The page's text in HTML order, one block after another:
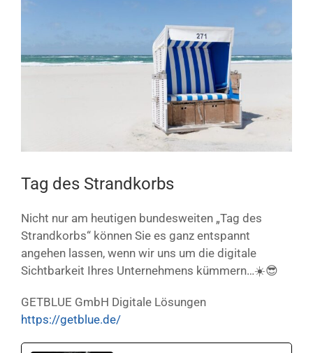
Tag des Strandkorbs
Nicht nur am heutigen bundesweiten „Tag des
Strandkorbs“ können Sie es ganz entspannt
angehen lassen, wenn wir uns um die digitale
Sichtbarkeit Ihres Unternehmens kümmern…☀️😎
GETBLUE GmbH Digitale Lösungen
https://getblue.de/